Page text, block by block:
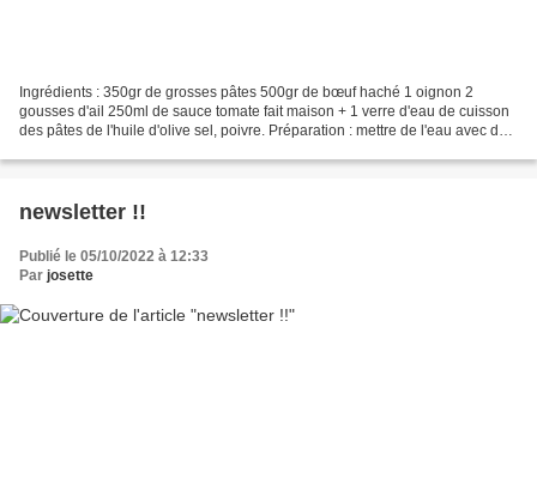
Ingrédients : 350gr de grosses pâtes 500gr de bœuf haché 1 oignon 2
gousses d'ail 250ml de sauce tomate fait maison + 1 verre d'eau de cuisson
des pâtes de l'huile d'olive sel, poivre. Préparation : mettre de l'eau avec du
newsletter !!
Publié le 05/10/2022 à 12:33
Par josette